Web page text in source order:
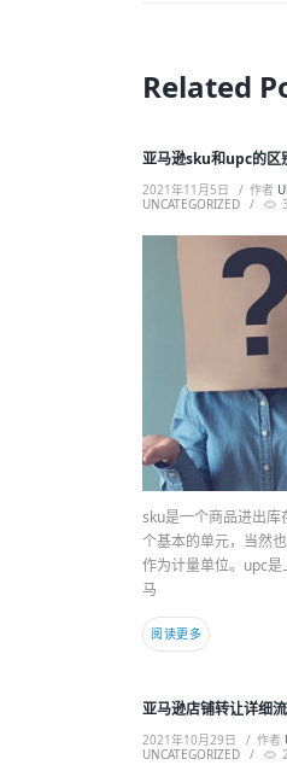
Related
亚马逊sku和upc的区
2021年11月5日 作者
UNCATEGORIZED
sku是一个商品进出库
个基本的单元，当然
作为计量单位。upc
马
阅读更多
亚马逊店铺转让详细
2021年10月29日 作者
UNCATEGORIZED